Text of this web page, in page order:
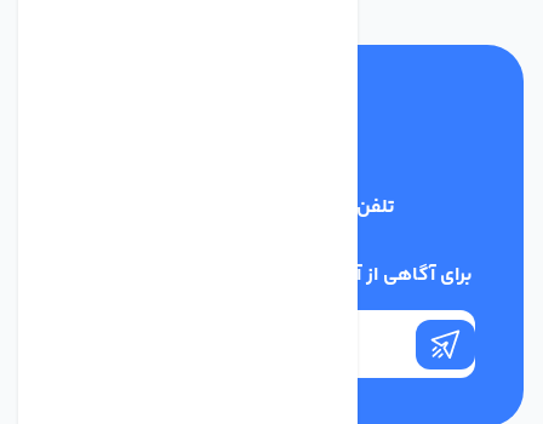
تلفن پشتیبانی
برای آگاهی از آخرین اخبار در خبرنامه ما عضو شوید